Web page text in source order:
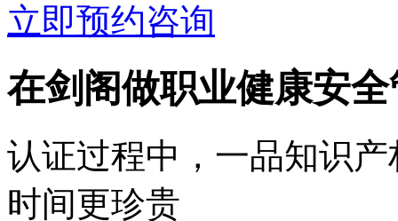
立即预约咨询
在剑阁做职业健康安
认证过程中，一品知识
时间更珍贵